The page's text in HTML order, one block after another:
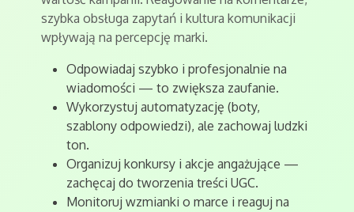
szybka obsługa zapytań i kultura komunikacji
wpływają na percepcję marki.
Odpowiadaj szybko i profesjonalnie na
wiadomości — to zwiększa zaufanie.
Wykorzystuj automatyzację (boty,
szablony odpowiedzi), ale zachowaj ludzki
ton.
Organizuj konkursy i akcje angażujące —
zachęcaj do tworzenia treści UGC.
Monitoruj wzmianki o marce i reaguj na